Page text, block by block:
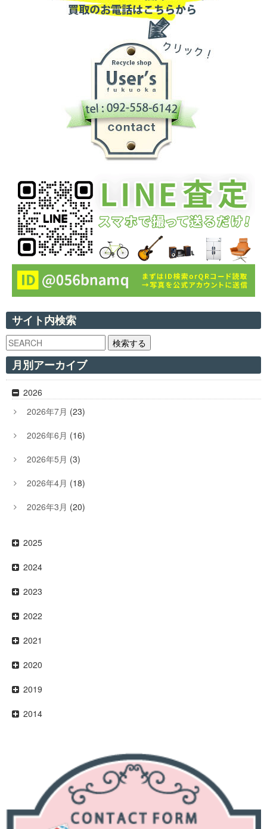
サイト内検索
検索する
月別アーカイブ
2026
2026年7月 (23)
2026年6月 (16)
2026年5月 (3)
2026年4月 (18)
2026年3月 (20)
2025
2024
2023
2022
2021
2020
2019
2014